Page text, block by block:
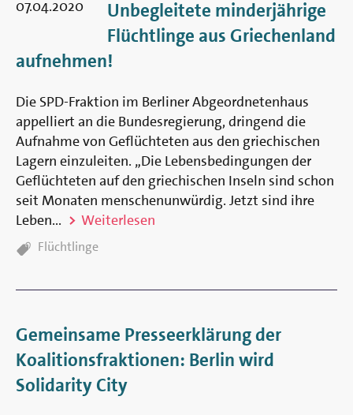
07.04.2020
Unbegleitete minderjährige
Flüchtlinge aus Griechenland
aufnehmen!
Die SPD-Fraktion im Berliner Abgeordnetenhaus
appelliert an die Bundesregierung, dringend die
Aufnahme von Geflüchteten aus den griechischen
Lagern einzuleiten. „Die Lebensbedingungen der
Geflüchteten auf den griechischen Inseln sind schon
seit Monaten menschenunwürdig. Jetzt sind ihre
Leben...
Weiterlesen
TAGS:
Flüchtlinge
Gemeinsame Presseerklärung der
Koalitionsfraktionen: Berlin wird
Solidarity City